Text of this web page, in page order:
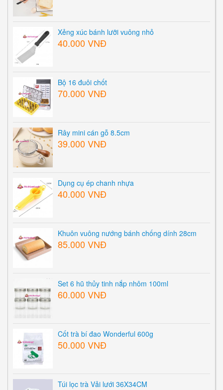
Xẻng xúc bánh lưỡi vuông nhỏ
40.000 VNĐ
Bộ 16 đuôi chốt
70.000 VNĐ
Rây mini cán gỗ 8.5cm
39.000 VNĐ
Dụng cụ ép chanh nhựa
40.000 VNĐ
Khuôn vuông nướng bánh chống dính 28cm
85.000 VNĐ
Set 6 hũ thủy tinh nắp nhôm 100ml
60.000 VNĐ
Cốt trà bí đao Wonderful 600g
50.000 VNĐ
Túi lọc trà Vải lưới 36X34CM